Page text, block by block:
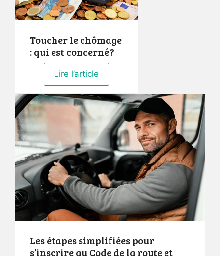
Toucher le chômage
: qui est concerné ?
Lire l’article
Les étapes simplifiées pour
s’inscrire au Code de la route et